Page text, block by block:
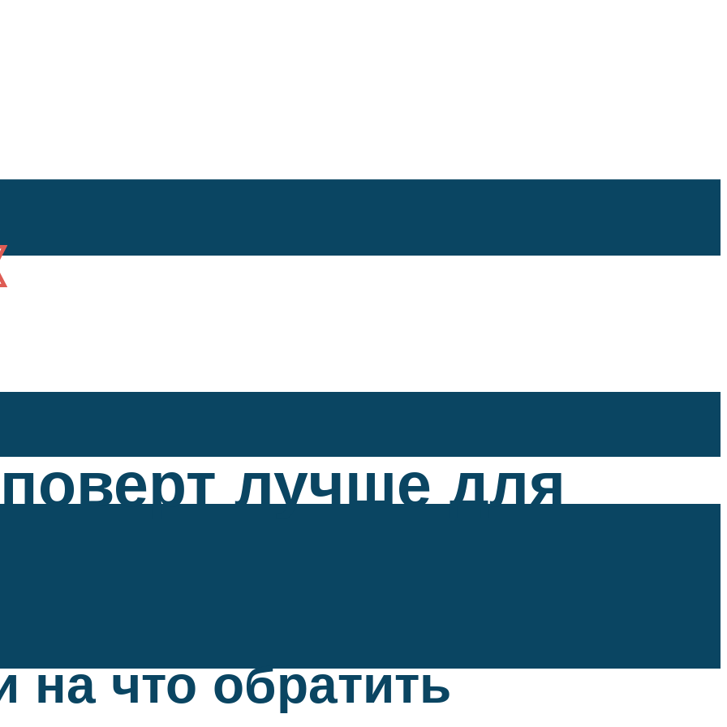
лучше для
на что обратить